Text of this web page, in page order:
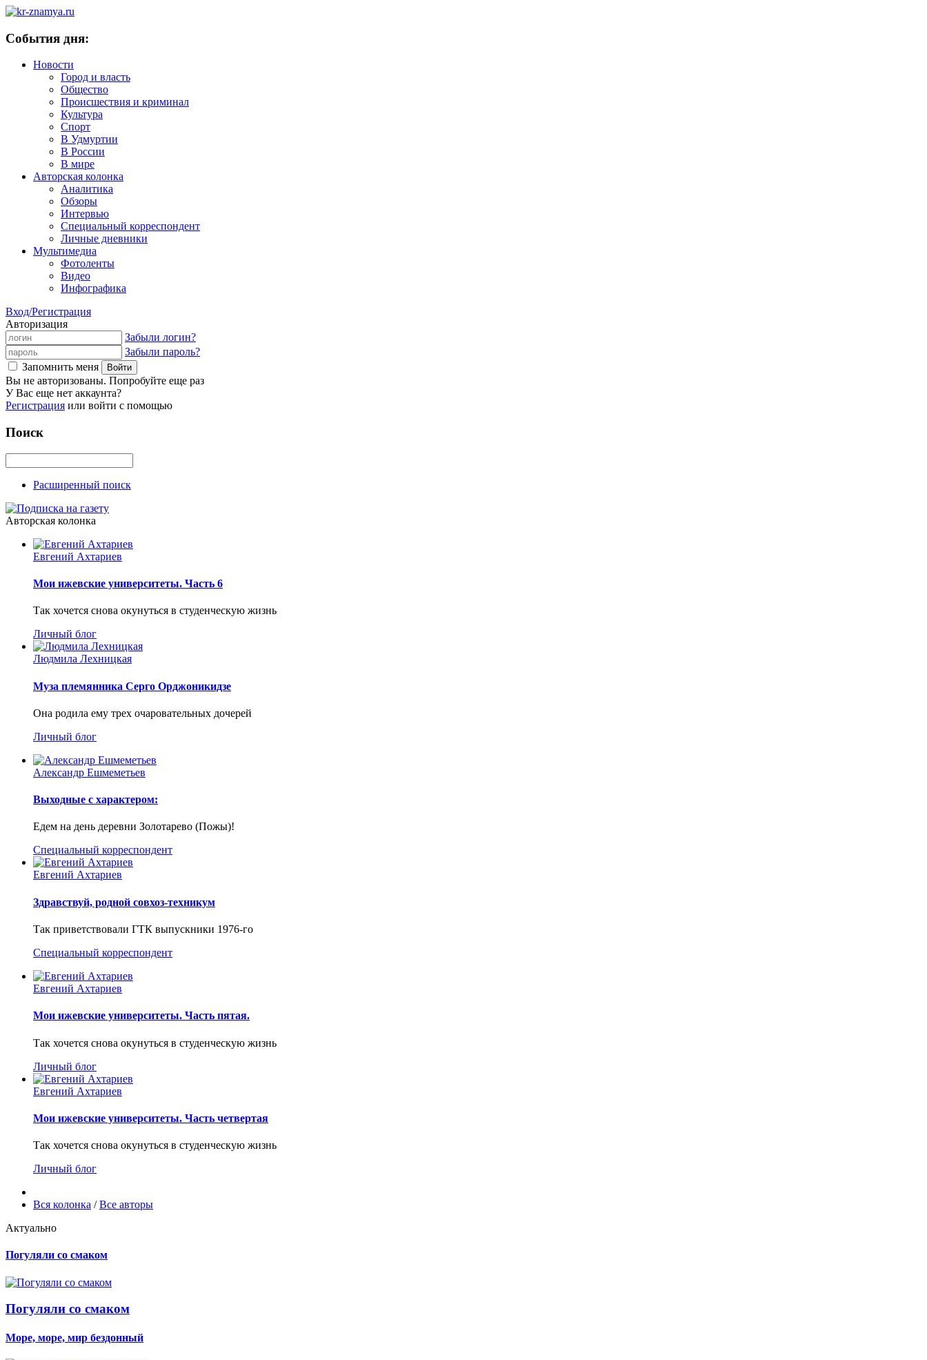
События дня:
Новости
Город и власть
Общество
Происшествия и криминал
Культура
Спорт
В Удмуртии
В России
В мире
Авторская колонка
Аналитика
Обзоры
Интервью
Специальный корреспондент
Личные дневники
Мультимедиа
Фотоленты
Видео
Инфографика
Вход/Регистрация
Авторизация
Забыли логин?
Забыли пароль?
Запомнить меня
Вы не авторизованы. Попробуйте еще раз
У Вас еще нет аккаунта?
Регистрация или войти с помощью
Поиск
Расширенный поиск
Авторская колонка
Евгений Ахтариев
Мои ижевские университеты. Часть 6
Так хочется снова окунуться в студенческую жизнь
Личный блог
Людмила Лехницкая
Муза племянника Серго Орджоникидзе
Она родила ему трех очаровательных дочерей
Личный блог
Александр Ешмеметьев
Выходные с характером:
Едем на день деревни Золотарево (Пожы)!
Специальный корреспондент
Евгений Ахтариев
Здравствуй, родной совхоз-техникум
Так приветствовали ГТК выпускники 1976-го
Специальный корреспондент
Евгений Ахтариев
Мои ижевские университеты. Часть пятая.
Так хочется снова окунуться в студенческую жизнь
Личный блог
Евгений Ахтариев
Мои ижевские университеты. Часть четвертая
Так хочется снова окунуться в студенческую жизнь
Личный блог
Вся колонка /Все авторы
Актуально
Погуляли со смаком
Погуляли со смаком
Море, море, мир бездонный